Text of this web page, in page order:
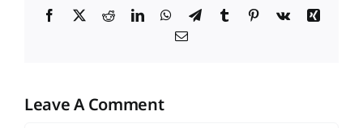
Facebook
X RedditLinkedInWhatsApp
TelegramTumblr Pinterest
Vk
Xing
Email
Leave A Comment